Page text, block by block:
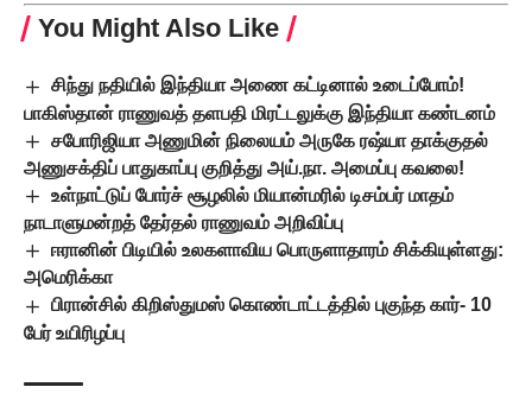
You Might Also Like
சிந்து நதியில் இந்தியா அணை கட்டினால் உடைப்போம்!
பாகிஸ்தான் ராணுவத் தளபதி மிரட்டலுக்கு இந்தியா கண்டனம்
சபோரிஜியா அணுமின் நிலையம் அருகே ரஷ்யா தாக்குதல்
அணுசக்திப் பாதுகாப்பு குறித்து அய்.நா. அமைப்பு கவலை!
உள்நாட்டுப் போர்ச் சூழலில் மியான்மரில் டிசம்பர் மாதம்
நாடாளுமன்றத் தேர்தல் ராணுவம் அறிவிப்பு
ஈரானின் பிடியில் உலகளாவிய பொருளாதாரம் சிக்கியுள்ளது:
அமெரிக்கா
பிரான்சில் கிறிஸ்துமஸ் கொண்டாட்டத்தில் புகுந்த கார்- 10
பேர் உயிரிழப்பு